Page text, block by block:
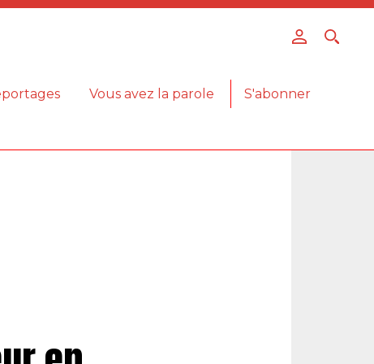
Vous avez la parole
S'abonner